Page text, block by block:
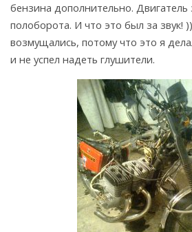
бензина дополнительно. Двигатель
полоборота. И что это был за звук!
возмущались, потому что это я
и не успел надеть глушители.